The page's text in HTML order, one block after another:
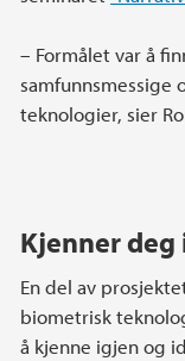
– Formålet var å
samfunnsmessige
teknologier, sier
Kjenner
En del av
biometrisk
å kjenne igjen og